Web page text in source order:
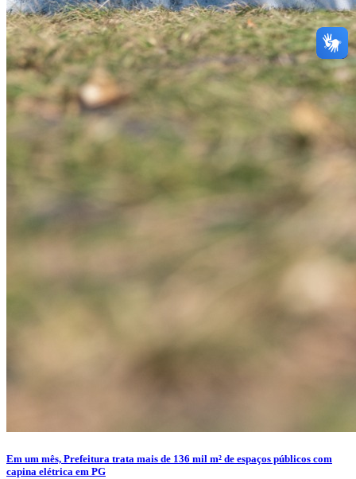
Em um mês, Prefeitura trata mais de 136 mil m² de espaços públicos com
capina elétrica em PG